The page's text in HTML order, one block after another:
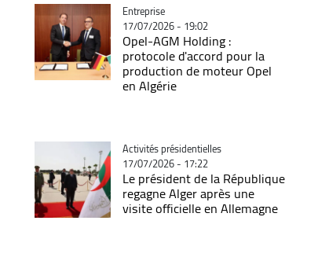
Catégorie
Entreprise
17/07/2026 - 19:02
Opel-AGM Holding :
protocole d'accord pour la
production de moteur Opel
en Algérie
Catégorie
Activités présidentielles
17/07/2026 - 17:22
Le président de la République
regagne Alger après une
visite officielle en Allemagne